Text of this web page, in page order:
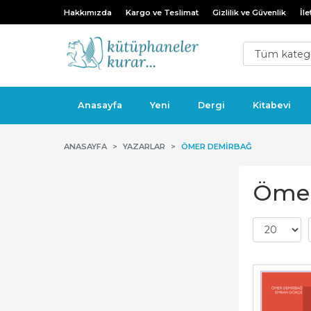
Hakkımızda Kargo ve Teslimat Gizlilik ve Güvenlik
Anasayfa Yeni Dergi Kitabevi
ANASAYFA YAZARLAR ÖMER DEMIRBAĞ